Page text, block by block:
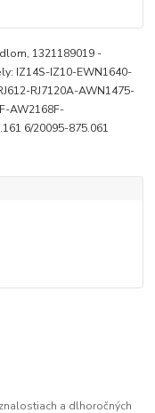
1321189019 -
IZ14S-IZ10-EWN1640-
RJ7120A-AWN1475-
AW2168F-
6/20095-875.061
a dlhoročných